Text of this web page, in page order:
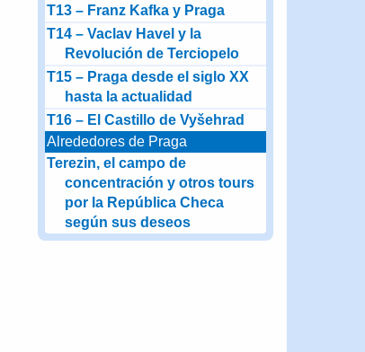
T13 – Franz Kafka y Praga
T14 – Vaclav Havel y la
Revolución de Terciopelo
T15 – Praga desde el siglo XX
hasta la actualidad
T16 – El Castillo de Vyšehrad
Alrededores de Praga
Terezin, el campo de
concentración y otros tours
por la República Checa
según sus deseos